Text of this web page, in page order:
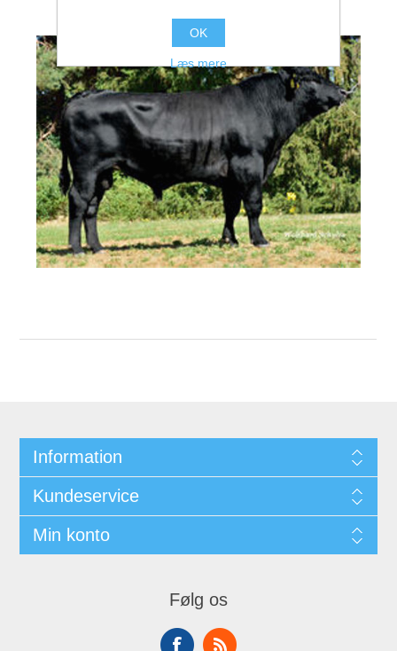
Information
Kundeservice
Min konto
Følg os
OK
Læs mere